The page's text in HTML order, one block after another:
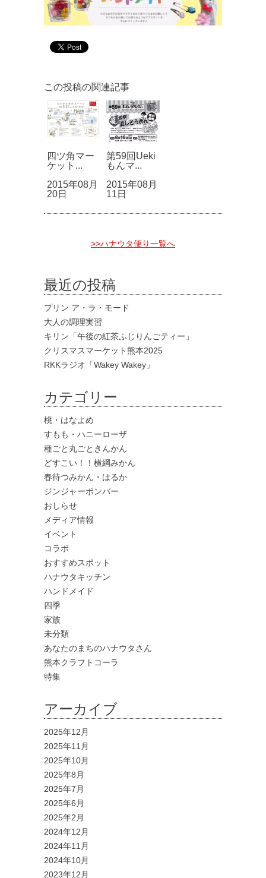
この投稿の関連記事
四ツ角マー
ケット...
2015年08月
20日
第59回Ueki
もんマ...
2015年08月
11日
>>ハナウタ便り一覧へ
最近の投稿
プリン ア・ラ・モード
大人の調理実習
キリン「午後の紅茶ふじりんごティー」
クリスマスマーケット熊本2025
RKKラジオ「Wakey Wakey」
カテゴリー
桃・はなよめ
すもも・ハニーローザ
種ごと丸ごときんかん
どすこい！！横綱みかん
春待つみかん・はるか
ジンジャーボンバー
おしらせ
メディア情報
イベント
コラボ
おすすめスポット
ハナウタキッチン
ハンドメイド
四季
家族
未分類
あなたのまちのハナウタさん
熊本クラフトコーラ
特集
アーカイブ
2025年12月
2025年11月
2025年10月
2025年8月
2025年7月
2025年6月
2025年2月
2024年12月
2024年11月
2024年10月
2023年12月